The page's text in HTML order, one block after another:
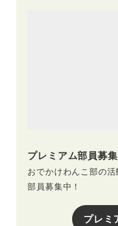
プレミアム部員募
おでかけわんこ部の
部員募集中！
プレミ